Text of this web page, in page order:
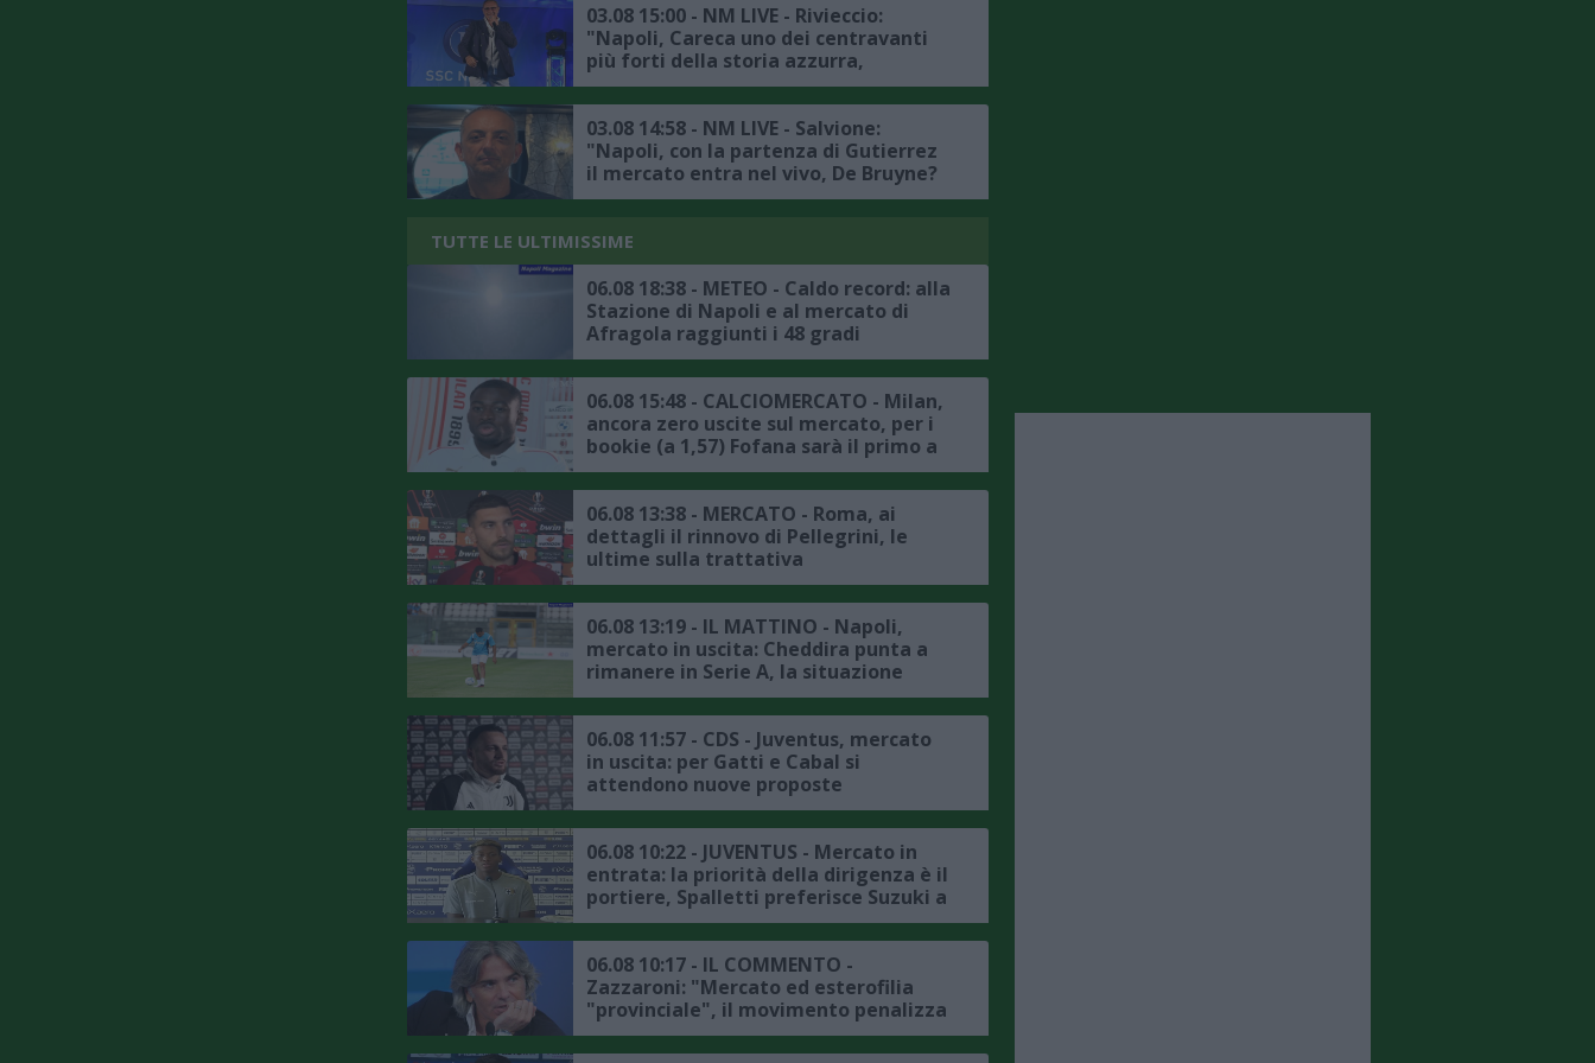
03.08 15:00 - NM LIVE - Rivieccio:
"Napoli, Careca uno dei centravanti
più forti della storia azzurra,
mercato? Bisogna sfoltire la rosa
senza svendere i calciatori azzurri"
03.08 14:58 - NM LIVE - Salvione:
"Napoli, con la partenza di Gutierrez
il mercato entra nel vivo, De Bruyne?
Virali le sue dichiarazioni in
auspicio per la nuova stagione"
TUTTE LE ULTIMISSIME
06.08 18:38 - METEO - Caldo record: alla
Stazione di Napoli e al mercato di
Afragola raggiunti i 48 gradi
06.08 15:48 - CALCIOMERCATO - Milan,
ancora zero uscite sul mercato, per i
bookie (a 1,57) Fofana sarà il primo a
salutare
06.08 13:38 - MERCATO - Roma, ai
dettagli il rinnovo di Pellegrini, le
ultime sulla trattativa
06.08 13:19 - IL MATTINO - Napoli,
mercato in uscita: Cheddira punta a
rimanere in Serie A, la situazione
06.08 11:57 - CDS - Juventus, mercato
in uscita: per Gatti e Cabal si
attendono nuove proposte
06.08 10:22 - JUVENTUS - Mercato in
entrata: la priorità della dirigenza è il
portiere, Spalletti preferisce Suzuki a
Vicario
06.08 10:17 - IL COMMENTO -
Zazzaroni: "Mercato ed esterofilia
"provinciale", il movimento penalizza
chi ha il passaporto della Repubblica
italiana"